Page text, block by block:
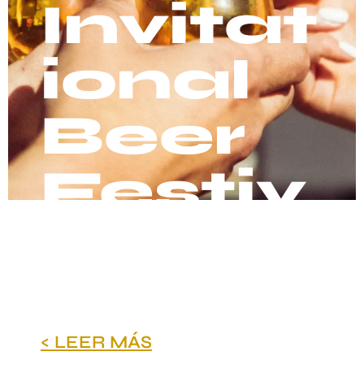
Invitat
ional
Beer
Festiv
< LEER MÁS